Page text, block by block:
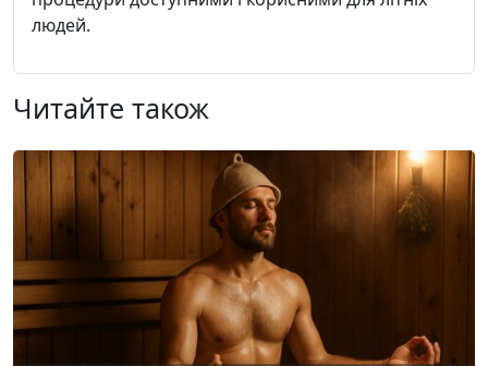
людей.
Читайте також